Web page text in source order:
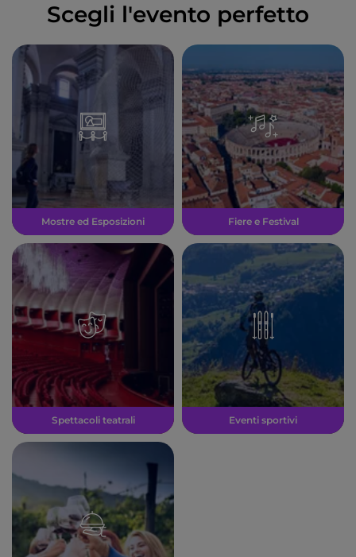
Scegli l'evento perfetto
Mostre ed Esposizioni Fiere e Festival
Spettacoli teatrali Eventi sportivi